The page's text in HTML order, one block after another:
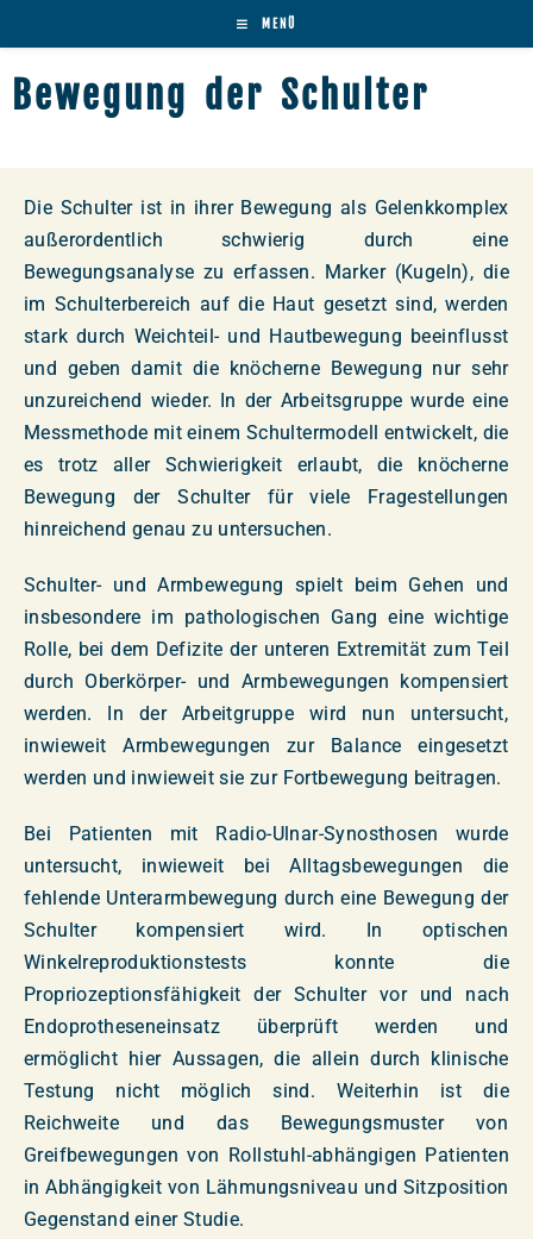
MENÜ
Bewegung der Schulter
Die Schulter ist in ihrer Bewegung als Gelenkkomplex
außerordentlich schwierig durch eine
Bewegungsanalyse zu erfassen. Marker (Kugeln), die
im Schulterbereich auf die Haut gesetzt sind, werden
stark durch Weichteil- und Hautbewegung beeinflusst
und geben damit die knöcherne Bewegung nur sehr
unzureichend wieder. In der Arbeitsgruppe wurde eine
Messmethode mit einem Schultermodell entwickelt, die
es trotz aller Schwierigkeit erlaubt, die knöcherne
Bewegung der Schulter für viele Fragestellungen
hinreichend genau zu untersuchen.
Schulter- und Armbewegung spielt beim Gehen und
insbesondere im pathologischen Gang eine wichtige
Rolle, bei dem Defizite der unteren Extremität zum Teil
durch Oberkörper- und Armbewegungen kompensiert
werden. In der Arbeitgruppe wird nun untersucht,
inwieweit Armbewegungen zur Balance eingesetzt
werden und inwieweit sie zur Fortbewegung beitragen.
Bei Patienten mit Radio-Ulnar-Synosthosen wurde
untersucht, inwieweit bei Alltagsbewegungen die
fehlende Unterarmbewegung durch eine Bewegung der
Schulter kompensiert wird. In optischen
Winkelreproduktionstests konnte die
Propriozeptionsfähigkeit der Schulter vor und nach
Endoprotheseneinsatz überprüft werden und
ermöglicht hier Aussagen, die allein durch klinische
Testung nicht möglich sind. Weiterhin ist die
Reichweite und das Bewegungsmuster von
Greifbewegungen von Rollstuhl-abhängigen Patienten
in Abhängigkeit von Lähmungsniveau und Sitzposition
Gegenstand einer Studie.